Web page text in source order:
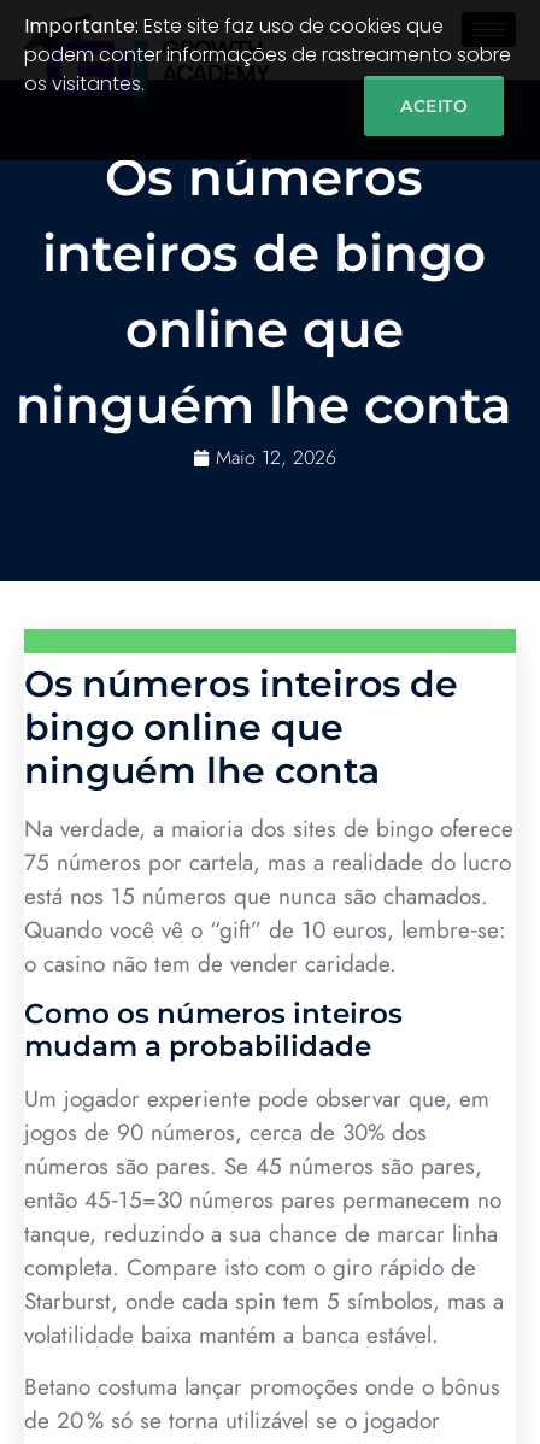
Os números
inteiros de bingo
online que
ninguém lhe conta
Maio 12, 2026
Os números inteiros de
bingo online que
ninguém lhe conta
Na verdade, a maioria dos sites de bingo oferece
75 números por cartela, mas a realidade do lucro
está nos 15 números que nunca são chamados.
Quando você vê o “gift” de 10 euros, lembre‑se:
o casino não tem de vender caridade.
Como os números inteiros
mudam a probabilidade
Um jogador experiente pode observar que, em
jogos de 90 números, cerca de 30% dos
números são pares. Se 45 números são pares,
então 45‑15=30 números pares permanecem no
tanque, reduzindo a sua chance de marcar linha
completa. Compare isto com o giro rápido de
Starburst, onde cada spin tem 5 símbolos, mas a
volatilidade baixa mantém a banca estável.
Betano costuma lançar promoções onde o bônus
de 20 % só se torna utilizável se o jogador
Importante: Este site faz uso de cookies que
podem conter informações de rastreamento sobre
os visitantes.
ACEITO